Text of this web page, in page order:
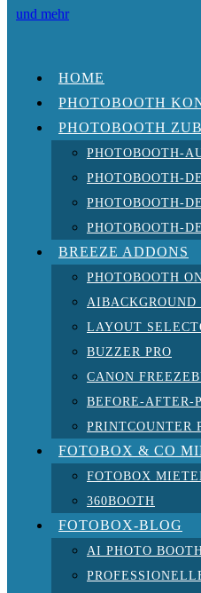
HOME
PHOTOBOOTH
PHOTOBOOTH
PHOTOBOOTH-
PHOTOBOOTH-
PHOTOBOOTH-
PHOTOBOOTH-
BREEZE ADDONS
PHOTOBOOTH
AIBACKGROUND
LAYOUT
BUZZER PRO
CANON
BEFORE-AFTER-
PRINTCOUNTER
FOTOBOX & CO
FOTOBOX
360BOOTH
FOTOBOX-BLOG
AI PHOTO